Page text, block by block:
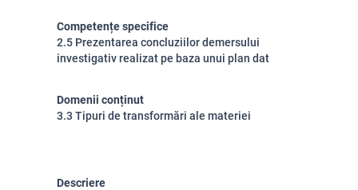
Competențe specifice
2.5 Prezentarea concluziilor demersului
investigativ realizat pe baza unui plan dat
Domenii conținut
3.3 Tipuri de transformări ale materiei
Descriere